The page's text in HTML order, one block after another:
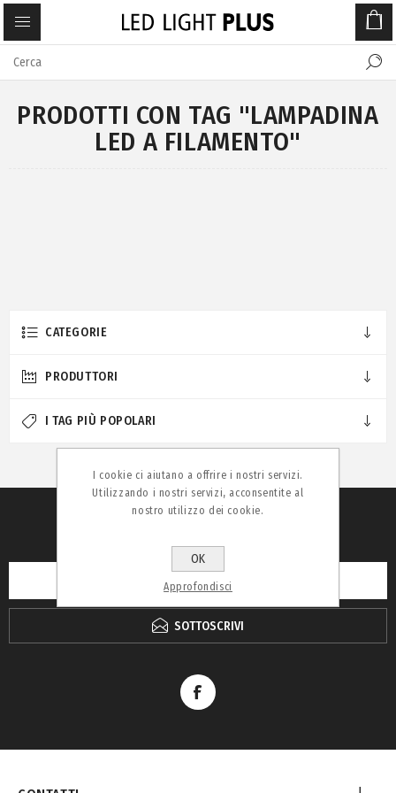
PRODOTTI CON TAG "LAMPADINA
LED A FILAMENTO"
CATEGORIE
PRODUTTORI
I TAG PIÙ POPOLARI
SOTTOSCRIVI
I cookie ci aiutano a offrire i nostri servizi.
Utilizzando i nostri servizi, acconsentite al
nostro utilizzo dei cookie.
OK
Approfondisci